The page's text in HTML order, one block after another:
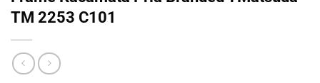
TM 2253 C101